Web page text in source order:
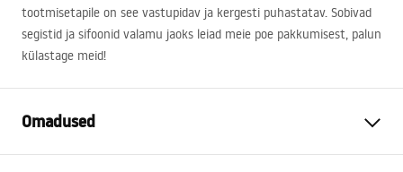
tootmisetapile on see vastupidav ja kergesti puhastatav. Sobivad
segistid ja sifoonid valamu jaoks leiad meie poe pakkumisest, palun
külastage meid!
Omadused